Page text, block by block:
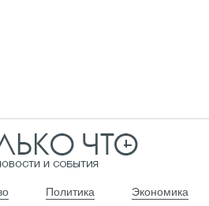
Политика Экономика